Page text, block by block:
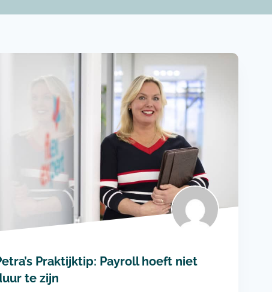
Praktijktip: Payroll hoeft niet
te zijn